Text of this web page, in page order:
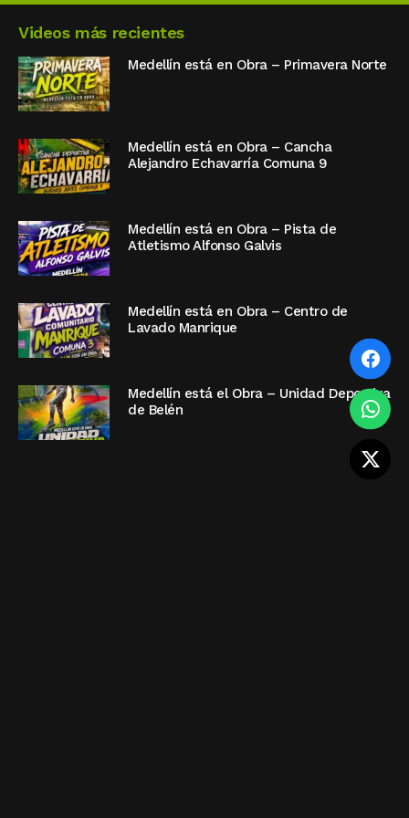
Videos más recientes
Medellín está en Obra – Primavera Norte
Medellín está en Obra – Cancha
Alejandro Echavarría Comuna 9
Medellín está en Obra – Pista de
Atletismo Alfonso Galvis
Medellín está en Obra – Centro de
Lavado Manrique
Medellín está el Obra – Unidad Deportiva
de Belén